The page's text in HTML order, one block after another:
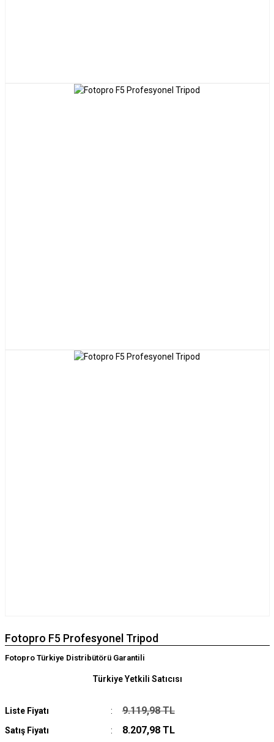
Fotopro F5 Profesyonel Tripod
Fotopro Türkiye Distribütörü Garantili
Liste Fiyatı 9.119,98 TL
Satış Fiyatı 8.207,98 TL
Türkiye Yetkili Satıcısı